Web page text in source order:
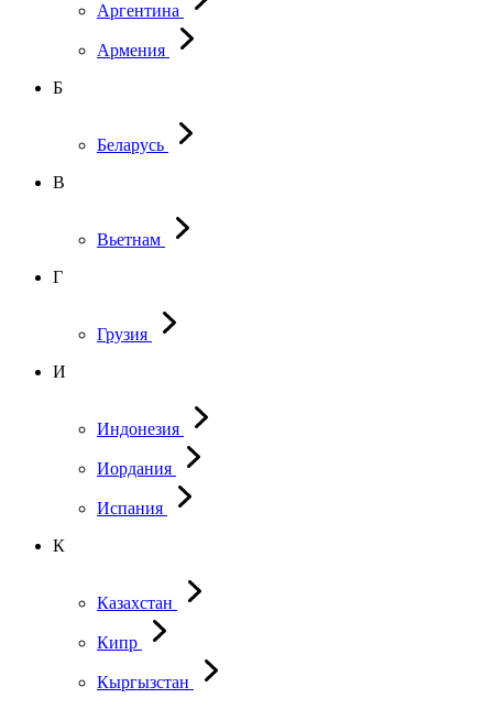
Аргентина
Армения
Б
Беларусь
В
Вьетнам
Г
Грузия
И
Индонезия
Иордания
Испания
К
Казахстан
Кипр
Кыргызстан